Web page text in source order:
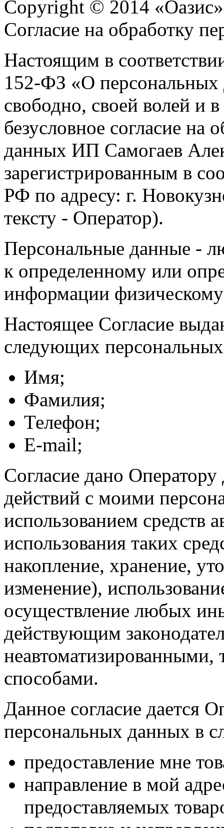
Copyright © 2014 «Оазис»
Согласие на обработку
Настоящим в
152-ФЗ «О персональных
свободно, своей волей и
безусловное согласие на
данных ИП Самогаев
зарегистрированным в
РФ по адресу: г.
тексту - Оператор).
Персональные данные -
к определенному или
информации
Настоящее Согласие
следующих
Имя;
Фамилия;
Телефон;
E-mail;
Согласие дано
действий с моими
использованием средств
использования таких
накопление, хранение,
изменение),
осуществление любых
действующим
неавтоматизированными,
способами.
Данное согласие дается
персональных данных в
предоставление мне
направление в мой
предоставляемых